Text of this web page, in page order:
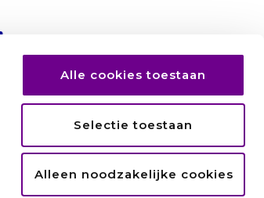
Alle cookies toestaan
Selectie toestaan
Alleen noodzakelijke cookies